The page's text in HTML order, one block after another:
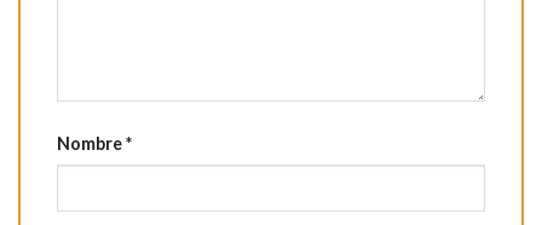
Nombre*